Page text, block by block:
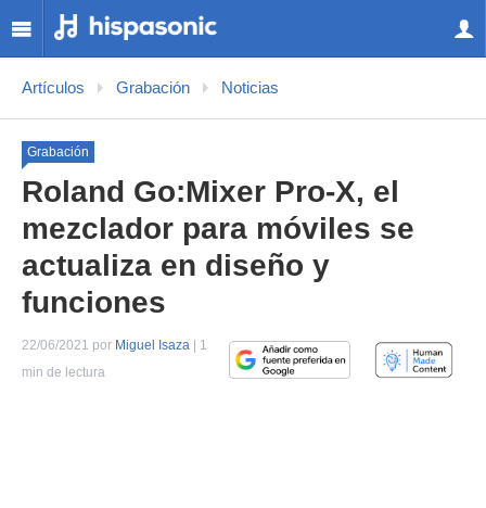
Artículos Grabación Noticias
Grabación
Roland Go:Mixer Pro-X, el
mezclador para móviles se
actualiza en diseño y
funciones
22/06/2021 por Miguel Isaza | 1
min de lectura